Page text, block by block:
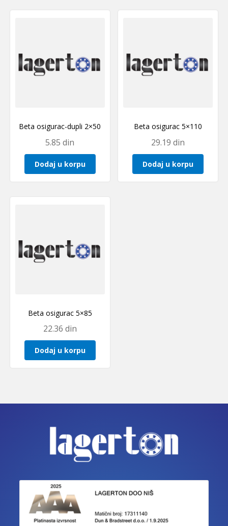
Beta osigurac-dupli 2×50
5.85din
Dodaj u korpu
Beta osigurac 5×110
29.19din
Dodaj u korpu
Beta osigurac 5×85
22.36 din
Dodaj u korpu